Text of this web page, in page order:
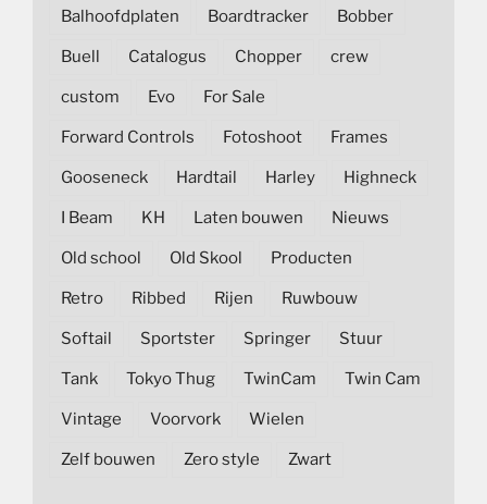
Balhoofdplaten Boardtracker Bobber
Buell Catalogus Chopper crew
custom Evo For Sale
Forward Controls Fotoshoot Frames
Gooseneck Hardtail Harley Highneck
I Beam KH Laten bouwen Nieuws
Old school Old Skool Producten
Retro Ribbed Rijen Ruwbouw
Softail Sportster Springer Stuur
Tank Tokyo Thug TwinCam Twin Cam
Vintage Voorvork Wielen
Zelf bouwen Zero style Zwart